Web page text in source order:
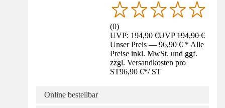
(0)
UVP: 194,90 €UVP194,90 €
Unser Preis — 96,90 € * Alle
Preise inkl. MwSt. und ggf.
zzgl. Versandkosten pro
ST96,90 €*/ ST
Online bestellbar